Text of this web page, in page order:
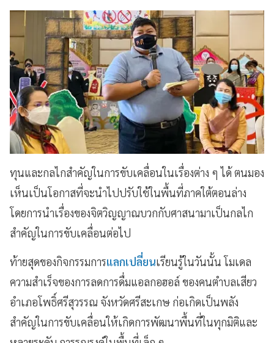
ทุนและกลไกสำคัญในการขับเคลื่อนในเรื่องต่าง ๆ ได้ ตนมอง
เห็นเป็นโอกาสที่จะนำไปปรับใช้ในพื้นที่ภาคใต้ตอนล่าง
โดยการนำเรื่องของจิตวิญญาณบวกกับศาสนามาเป็นกลไก
สำคัญในการขับเคลื่อนต่อไป
ท้ายสุดของกิจกรรมการแลกเปลี่ยนเรียนรู้ในวันนั้น โมเดล
ความสำเร็จของการลดการดื่มแอลกอฮอล์ ของคนตำบลเสียว
อำเภอโพธิ์ศรีสุวรรณ จังหวัดศรีสะเกษ ก่อเกิดเป็นพลัง
สำคัญในการขับเคลื่อนให้เกิดการพัฒนาพื้นที่ในทุกมิติและ